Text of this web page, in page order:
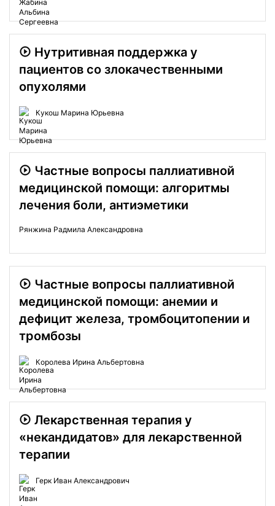
Нутритивная поддержка у
пациентов со злокачественными
опухолями
Кукош Марина Юрьевна
Частные вопросы паллиативной
медицинской помощи: алгоритмы
лечения боли, антиэметики
Рянжина Радмила Александровна
Частные вопросы паллиативной
медицинской помощи: анемии и
дефицит железа, тромбоцитопении и
тромбозы
Королева Ирина Альбертовна
Лекарственная терапия у
«некандидатов» для лекарственной
терапии
Герк Иван Александрович